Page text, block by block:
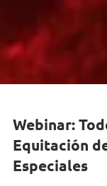
Webinar:
Equitación